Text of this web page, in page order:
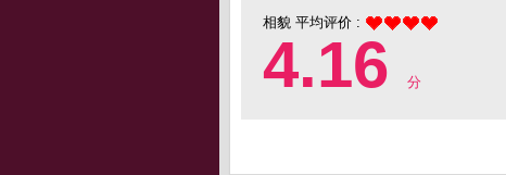
相貌 平均评价 :
4.16 分